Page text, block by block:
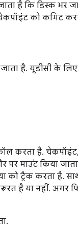
है कि डिस्क भर
को कमिट
है. यूडीसी के
करता है.
पर माउंट किया
को ट्रैक करता है.
है या नहीं. अगर